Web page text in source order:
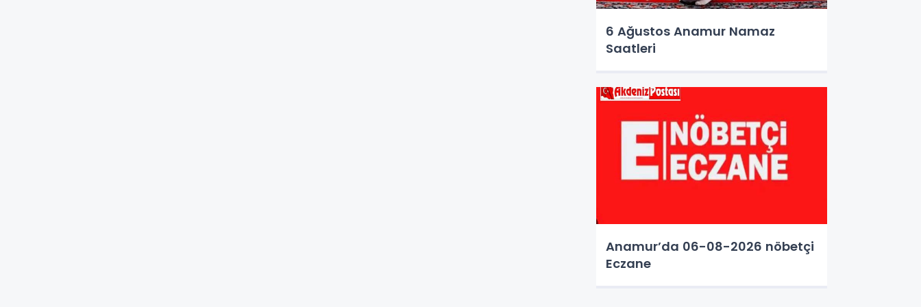
6 Ağustos Anamur Namaz
Saatleri
Anamur’da 06-08-2026 nöbetçi
Eczane